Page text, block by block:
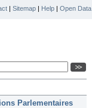
| Sitemap | Help | Open Data
Parlementaires